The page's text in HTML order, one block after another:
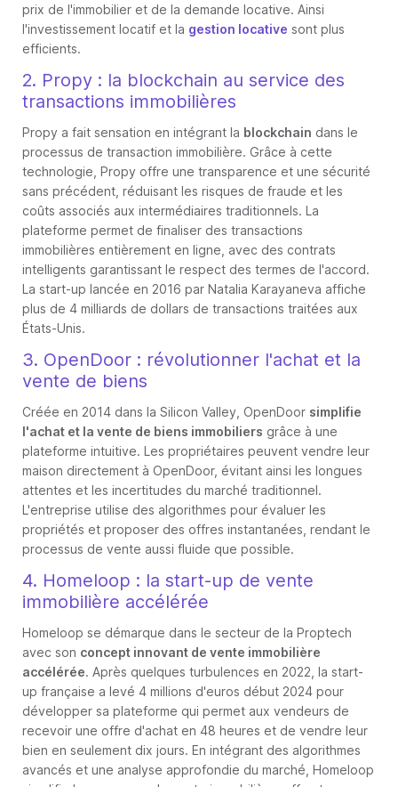
prix de l'immobilier et de la demande locative. Ainsi
l'investissement locatif et la gestion locative sont plus
efficients.
2. Propy : la blockchain au service des
transactions immobilières
Propy a fait sensation en intégrant la blockchain dans le
processus de transaction immobilière. Grâce à cette
technologie, Propy offre une transparence et une sécurité
sans précédent, réduisant les risques de fraude et les
coûts associés aux intermédiaires traditionnels. La
plateforme permet de finaliser des transactions
immobilières entièrement en ligne, avec des contrats
intelligents garantissant le respect des termes de l'accord.
La start-up lancée en 2016 par Natalia Karayaneva affiche
plus de 4 milliards de dollars de transactions traitées aux
États-Unis.
3. OpenDoor : révolutionner l'achat et la
vente de biens
Créée en 2014 dans la Silicon Valley, OpenDoor simplifie
l'achat et la vente de biens immobiliers grâce à une
plateforme intuitive. Les propriétaires peuvent vendre leur
maison directement à OpenDoor, évitant ainsi les longues
attentes et les incertitudes du marché traditionnel.
L'entreprise utilise des algorithmes pour évaluer les
propriétés et proposer des offres instantanées, rendant le
processus de vente aussi fluide que possible.
4. Homeloop : la start-up de vente
immobilière accélérée
Homeloop se démarque dans le secteur de la Proptech
avec son concept innovant de vente immobilière
accélérée. Après quelques turbulences en 2022, la start-
up française a levé 4 millions d'euros début 2024 pour
développer sa plateforme qui permet aux vendeurs de
recevoir une offre d'achat en 48 heures et de vendre leur
bien en seulement dix jours. En intégrant des algorithmes
avancés et une analyse approfondie du marché, Homeloop